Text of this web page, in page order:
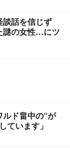
談話を信じず
謎の女性…にツ
ド畠中の“が
ています」